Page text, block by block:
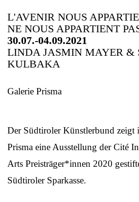
L'AVENIR NOUS
NE NOUS APPARTIENT
30.07.-04.09.2021
LINDA JASMIN MAYER &
KULBAKA
Galerie Prisma
Der Südtiroler Künstlerbund zeigt
Prisma eine Ausstellung der Cité
Arts Preisträger*innen 2020
Südtiroler Sparkasse.